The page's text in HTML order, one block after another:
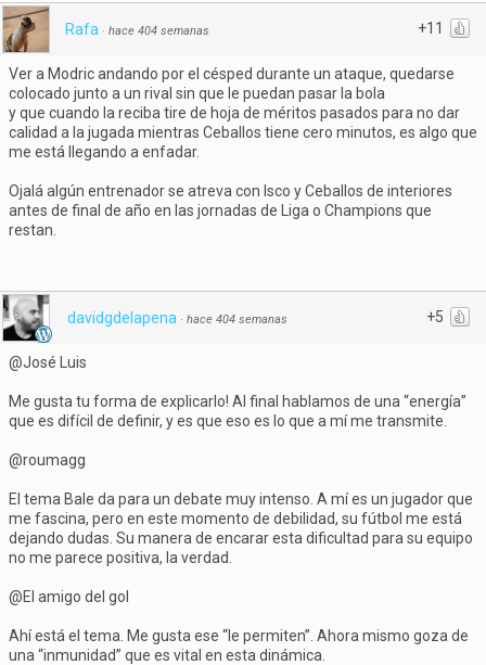
+11
Rafa · hace 404 semanas
Ver a Modric andando por el césped durante un ataque, quedarse
colocado junto a un rival sin que le puedan pasar la bola
y que cuando la reciba tire de hoja de méritos pasados para no dar
calidad a la jugada mientras Ceballos tiene cero minutos, es algo que
me está llegando a enfadar.
Ojalá algún entrenador se atreva con Isco y Ceballos de interiores
antes de final de año en las jornadas de Liga o Champions que
restan.
+5
davidgdelapena · hace 404 semanas
@José Luis
Me gusta tu forma de explicarlo! Al final hablamos de una “energía”
que es difícil de definir, y es que eso es lo que a mí me transmite.
@roumagg
El tema Bale da para un debate muy intenso. A mí es un jugador que
me fascina, pero en este momento de debilidad, su fútbol me está
dejando dudas. Su manera de encarar esta dificultad para su equipo
no me parece positiva, la verdad.
@El amigo del gol
Ahí está el tema. Me gusta ese “le permiten”. Ahora mismo goza de
una “inmunidad” que es vital en esta dinámica.